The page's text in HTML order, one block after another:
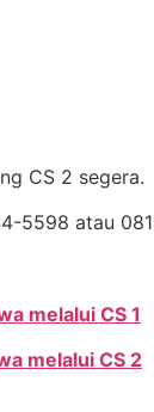
CS 2 segera.
5598 atau
melalui CS 1
melalui CS 2